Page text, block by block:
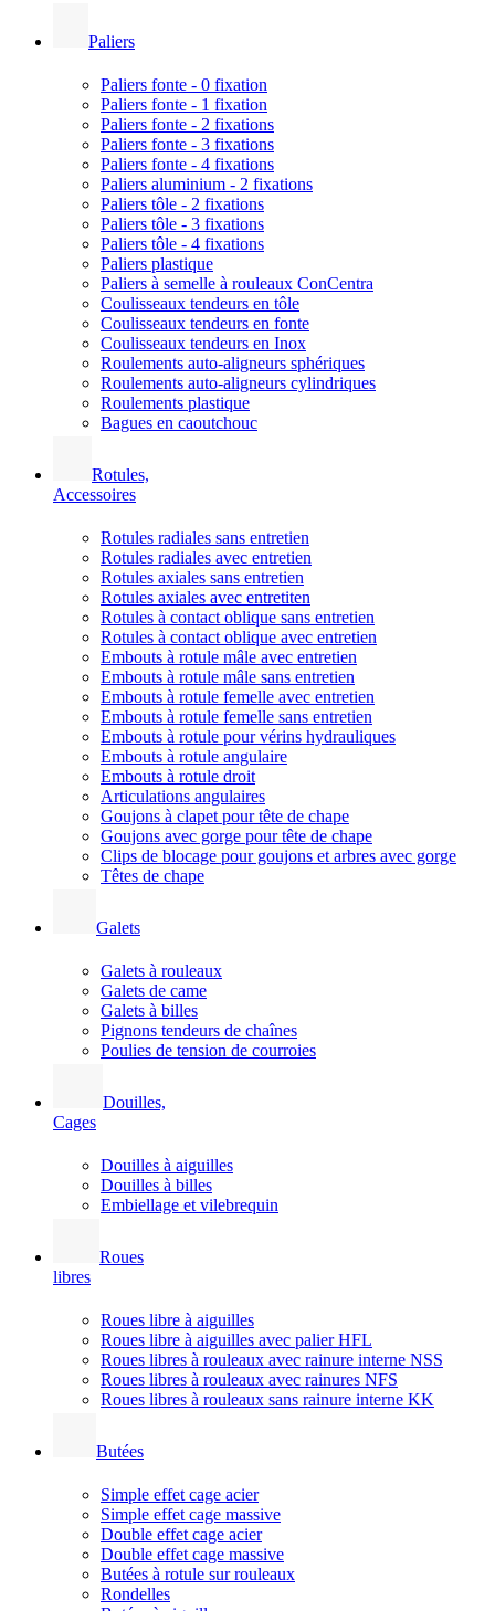
Paliers
Paliers fonte - 0 fixation
Paliers fonte - 1 fixation
Paliers fonte - 2 fixations
Paliers fonte - 3 fixations
Paliers fonte - 4 fixations
Paliers aluminium - 2 fixations
Paliers tôle - 2 fixations
Paliers tôle - 3 fixations
Paliers tôle - 4 fixations
Paliers plastique
Paliers à semelle à rouleaux ConCentra
Coulisseaux tendeurs en tôle
Coulisseaux tendeurs en fonte
Coulisseaux tendeurs en Inox
Roulements auto-aligneurs sphériques
Roulements auto-aligneurs cylindriques
Roulements plastique
Bagues en caoutchouc
Rotules,
Accessoires
Rotules radiales sans entretien
Rotules radiales avec entretien
Rotules axiales sans entretien
Rotules axiales avec entretiten
Rotules à contact oblique sans entretien
Rotules à contact oblique avec entretien
Embouts à rotule mâle avec entretien
Embouts à rotule mâle sans entretien
Embouts à rotule femelle avec entretien
Embouts à rotule femelle sans entretien
Embouts à rotule pour vérins hydrauliques
Embouts à rotule angulaire
Embouts à rotule droit
Articulations angulaires
Goujons à clapet pour tête de chape
Goujons avec gorge pour tête de chape
Clips de blocage pour goujons et arbres avec gorge
Têtes de chape
Galets
Galets à rouleaux
Galets de came
Galets à billes
Pignons tendeurs de chaînes
Poulies de tension de courroies
Douilles,
Cages
Douilles à aiguilles
Douilles à billes
Embiellage et vilebrequin
Roues
libres
Roues libre à aiguilles
Roues libre à aiguilles avec palier HFL
Roues libres à rouleaux avec rainure interne NSS
Roues libres à rouleaux avec rainures NFS
Roues libres à rouleaux sans rainure interne KK
Butées
Simple effet cage acier
Simple effet cage massive
Double effet cage acier
Double effet cage massive
Butées à rotule sur rouleaux
Rondelles